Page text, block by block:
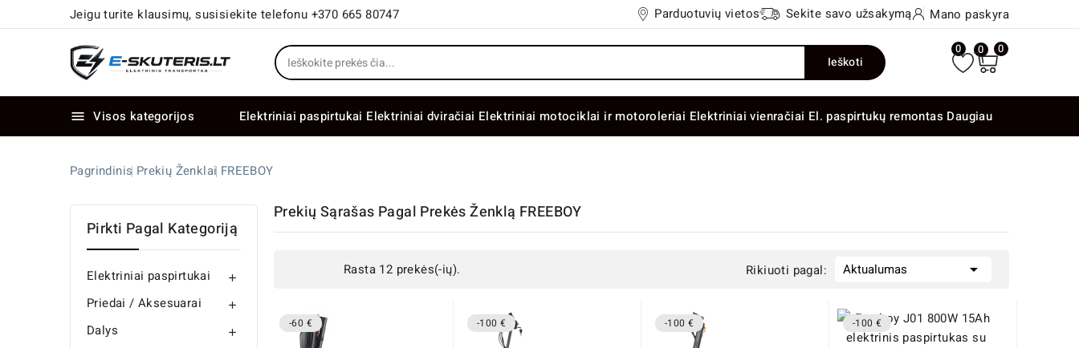
Jeigu turite klausimų, susisiekite telefonu +370 665 80747 Parduotuvių vietos Sekite savo užsakymą Mano paskyra
Ieškoti
0 0 0
 Visos kategorijos Elektriniai paspirtukai Elektriniai dviračiai Elektriniai motociklai ir motoroleriai Elektriniai vienračiai El. paspirtukų remontas Daugiau
Pagrindinis Prekių Ženklai FREEBOY
Pirkti Pagal Kategoriją
Elektriniai paspirtukai 
Priedai / Aksesuarai 
Dalys 
Prekių Sąrašas Pagal Prekės Ženklą FREEBOY
Rasta 12 prekės(-ių). Rikiuoti pagal: Aktualumas 
-60 € -100 € -100 € -100 €